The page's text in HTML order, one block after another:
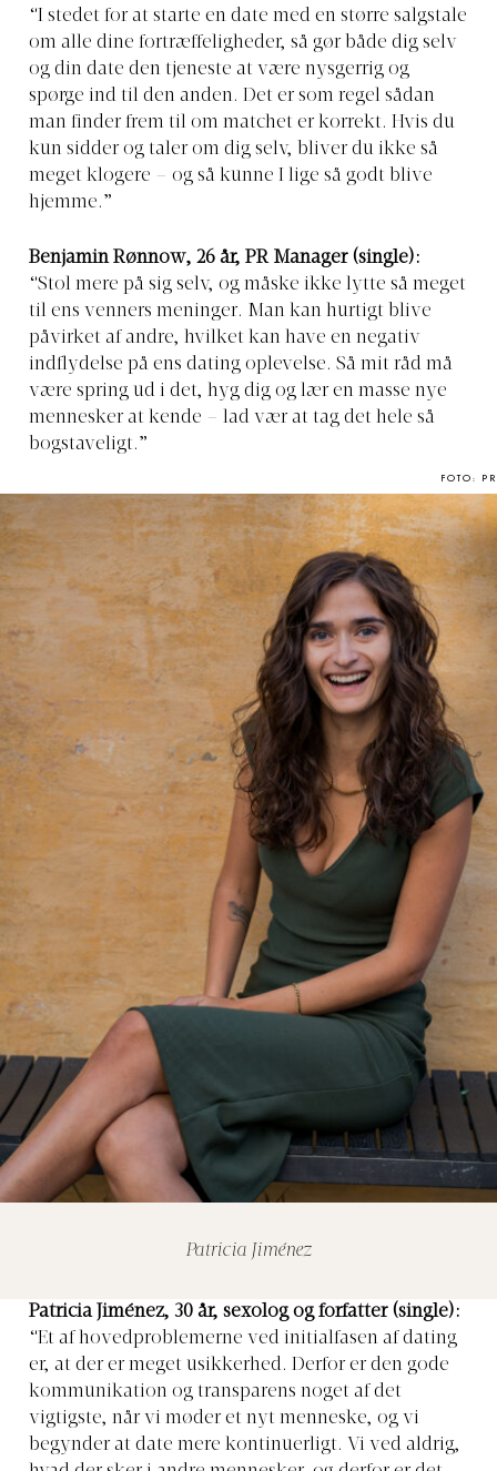
“I stedet for at starte en date med en større salgstale
om alle dine fortræffeligheder, så gør både dig selv
og din date den tjeneste at være nysgerrig og
spørge ind til den anden. Det er som regel sådan
man finder frem til om matchet er korrekt. Hvis du
kun sidder og taler om dig selv, bliver du ikke så
meget klogere – og så kunne I lige så godt blive
hjemme.”
Benjamin Rønnow, 26 år, PR Manager (single):
“Stol mere på sig selv, og måske ikke lytte så meget
til ens venners meninger. Man kan hurtigt blive
påvirket af andre, hvilket kan have en negativ
indflydelse på ens dating oplevelse. Så mit råd må
være spring ud i det, hyg dig og lær en masse nye
mennesker at kende – lad vær at tag det hele så
bogstaveligt.”
FOTO: PR
Patricia Jiménez
Patricia Jiménez, 30 år, sexolog og forfatter (single):
“Et af hovedproblemerne ved initialfasen af dating
er, at der er meget usikkerhed. Derfor er den gode
kommunikation og transparens noget af det
vigtigste, når vi møder et nyt menneske, og vi
begynder at date mere kontinuerligt. Vi ved aldrig,